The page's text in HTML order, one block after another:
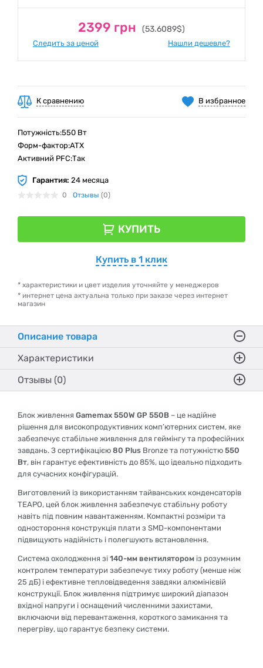
2399 грн (53.6089$)
Следить за ценой Нашли дешевле?
В избранное
К сравнению
Потужність:550 Вт
Форм-фактор:ATX
Активний PFC:Так
Гарантия: 24 месяца
0 Отзывы (0)
КУПИТЬ
Купить в 1 клик
* характеристики и цвет изделия уточняйте у менеджеров
* интернет цена актуальна только при заказе через интернет
магазин
Описание товара
Характеристики
Отзывы (0)
Блок живлення Gamemax 550W GP 550B – це надійне
рішення для високопродуктивних комп’ютерних систем, яке
забезпечує стабільне живлення для геймінгу та професійних
завдань. З сертифікацією 80 Plus Bronze та потужністю 550
Вт, він гарантує ефективність до 85%, що ідеально підходить
для сучасних конфігурацій.
Виготовлений із використанням тайванських конденсаторів
TEAPO, цей блок живлення забезпечує стабільну роботу
навіть під повним навантаженням. Компактні розміри та
одностороння конструкція плати з SMD-компонентами
підвищують надійність і полегшують встановлення.
Система охолодження зі 140-мм вентилятором із розумним
контролем температури забезпечує тиху роботу (менше ніж
25 дБ) і ефективне тепловідведення завдяки алюмінієвій
конструкції. Блок живлення підтримує широкий діапазон
вхідної напруги і оснащений численними захистами,
включаючи від перевантаження, короткого замикання та
перегріву, що гарантує безпеку системи.